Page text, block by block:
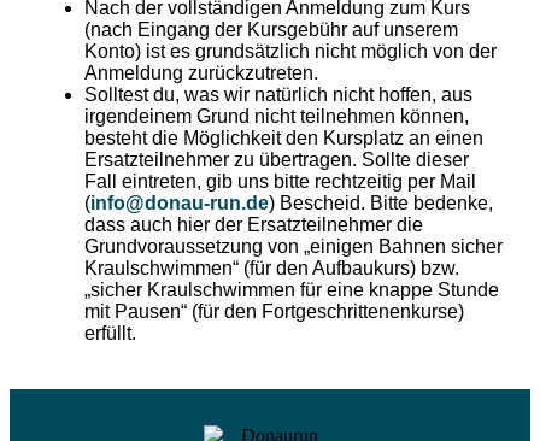
Nach der vollständigen Anmeldung zum Kurs
(nach Eingang der Kursgebühr auf unserem
Konto) ist es grundsätzlich nicht möglich von der
Anmeldung zurückzutreten.
Solltest du, was wir natürlich nicht hoffen, aus
irgendeinem Grund nicht teilnehmen können,
besteht die Möglichkeit den Kursplatz an einen
Ersatzteilnehmer zu übertragen. Sollte dieser
Fall eintreten, gib uns bitte rechtzeitig per Mail
(info@donau-run.de) Bescheid. Bitte bedenke,
dass auch hier der Ersatzteilnehmer die
Grundvoraussetzung von „einigen Bahnen sicher
Kraulschwimmen“ (für den Aufbaukurs) bzw.
„sicher Kraulschwimmen für eine knappe Stunde
mit Pausen“ (für den Fortgeschrittenenkurse)
erfüllt.